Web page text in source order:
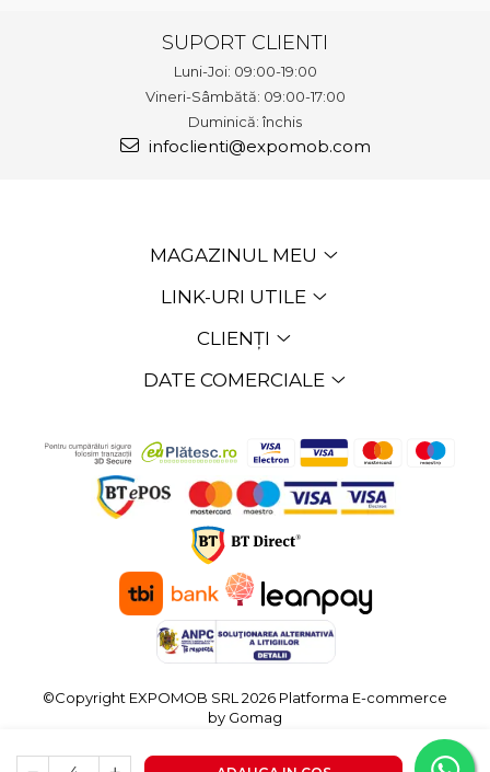
SUPORT CLIENTI
Luni-Joi: 09:00-19:00
Vineri-Sâmbătă: 09:00-17:00
Duminică: închis
infoclienti@expomob.com
MAGAZINUL MEU
LINK-URI UTILE
CLIENȚI
DATE COMERCIALE
©Copyright EXPOMOB SRL 2026 Platforma E-commerce
by Gomag